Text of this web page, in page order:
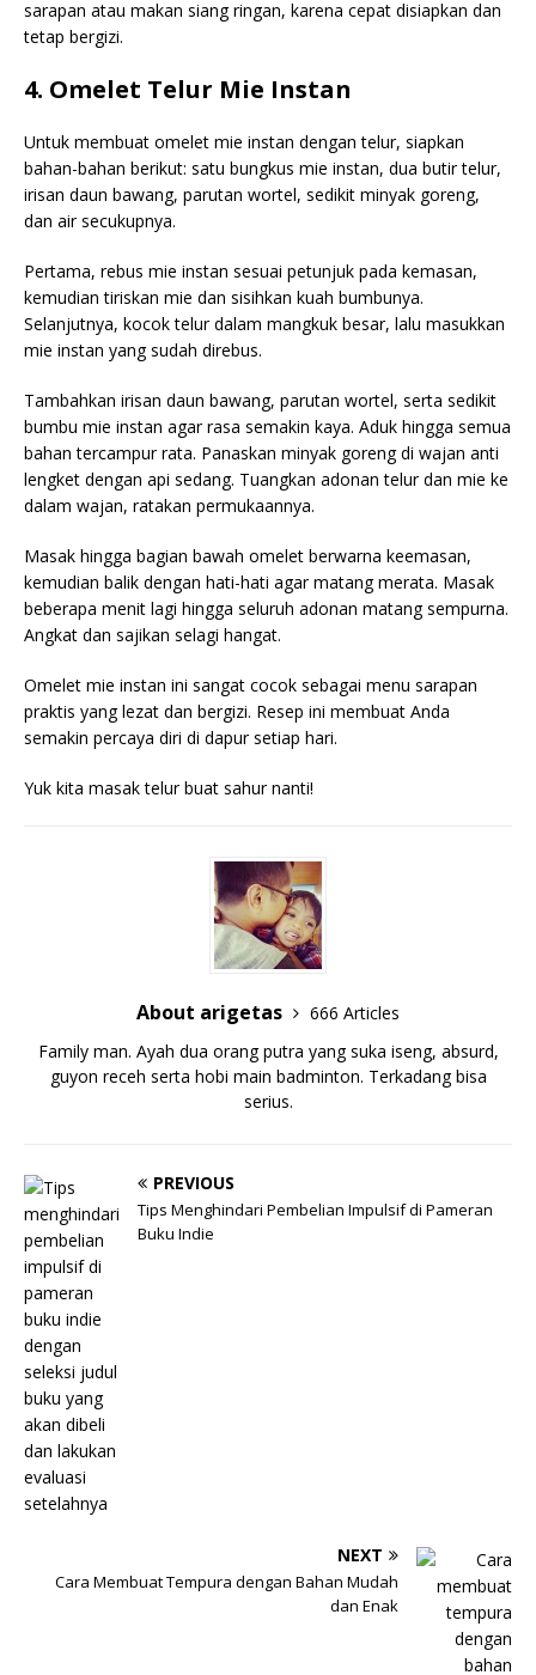
sarapan atau makan siang ringan, karena cepat disiapkan dan
tetap bergizi.
4. Omelet Telur Mie Instan
Untuk membuat omelet mie instan dengan telur, siapkan
bahan-bahan berikut: satu bungkus mie instan, dua butir telur,
irisan daun bawang, parutan wortel, sedikit minyak goreng,
dan air secukupnya.
Pertama, rebus mie instan sesuai petunjuk pada kemasan,
kemudian tiriskan mie dan sisihkan kuah bumbunya.
Selanjutnya, kocok telur dalam mangkuk besar, lalu masukkan
mie instan yang sudah direbus.
Tambahkan irisan daun bawang, parutan wortel, serta sedikit
bumbu mie instan agar rasa semakin kaya. Aduk hingga semua
bahan tercampur rata. Panaskan minyak goreng di wajan anti
lengket dengan api sedang. Tuangkan adonan telur dan mie ke
dalam wajan, ratakan permukaannya.
Masak hingga bagian bawah omelet berwarna keemasan,
kemudian balik dengan hati-hati agar matang merata. Masak
beberapa menit lagi hingga seluruh adonan matang sempurna.
Angkat dan sajikan selagi hangat.
Omelet mie instan ini sangat cocok sebagai menu sarapan
praktis yang lezat dan bergizi. Resep ini membuat Anda
semakin percaya diri di dapur setiap hari.
Yuk kita masak telur buat sahur nanti!
About arigetas
666 Articles
Family man. Ayah dua orang putra yang suka iseng, absurd,
guyon receh serta hobi main badminton. Terkadang bisa
serius.
PREVIOUS
Tips Menghindari Pembelian Impulsif di Pameran
Buku Indie
NEXT
Cara Membuat Tempura dengan Bahan Mudah
dan Enak